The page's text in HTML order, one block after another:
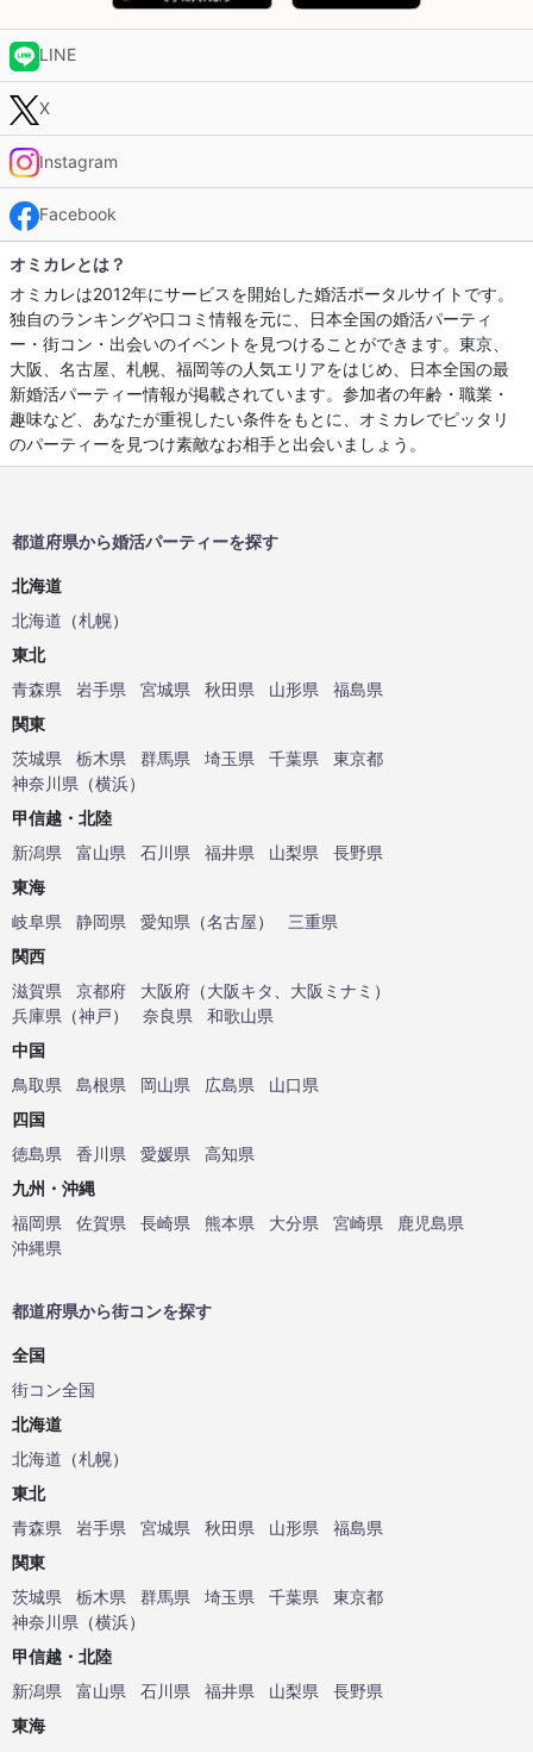
LINE
X
Instagram
Facebook
オミカレとは？
オミカレは2012年にサービスを開始した婚活ポータルサイトです。
独自のランキングや口コミ情報を元に、日本全国の婚活パーティ
ー・街コン・出会いのイベントを見つけることができます。東京、
大阪、名古屋、札幌、福岡等の人気エリアをはじめ、日本全国の最
新婚活パーティー情報が掲載されています。参加者の年齢・職業・
趣味など、あなたが重視したい条件をもとに、オミカレでピッタリ
のパーティーを見つけ素敵なお相手と出会いましょう。
都道府県から婚活パーティーを探す
北海道
北海道 （札幌）
東北
青森県
岩手県 宮城県 秋田県 山形県
福島県
関東
茨城県
栃木県 群馬県 埼玉県 千葉県
東京都
神奈川県 （横浜）
甲信越・北陸
新潟県
富山県 石川県 福井県 山梨県
長野県
東海
岐阜県
静岡県 愛知県 （名古屋）
三重県
関西
滋賀県
京都府 大阪府 （大阪キタ 大阪ミナミ ）
兵庫県 （神戸） 奈良県
和歌山県
中国
鳥取県
島根県 岡山県 広島県
山口県
四国
徳島県
香川県 愛媛県
高知県
九州・沖縄
福岡県
佐賀県 長崎県 熊本県 大分県 宮崎県
鹿児島県
沖縄県
都道府県から街コンを探す
全国
街コン全国
北海道
北海道 （札幌）
東北
青森県
岩手県 宮城県 秋田県 山形県
福島県
関東
茨城県
栃木県 群馬県 埼玉県 千葉県
東京都
神奈川県 （横浜）
甲信越・北陸
新潟県
富山県 石川県 福井県 山梨県
長野県
東海